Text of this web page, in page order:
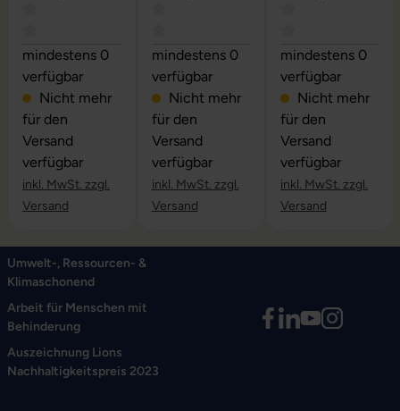
Durchschnittliche Bewertung von 0 von 5 Sternen
mindestens 0
verfügbar
Nicht mehr
für den
Versand
verfügbar
inkl. MwSt. zzgl.
Versand
Durchschnittliche Bewertung von 0
mindestens 0
verfügbar
Nicht mehr
für den
Versand
verfügbar
inkl. MwSt. zzgl.
Versand
Durchschnittliche
mindestens 0
verfügbar
Nicht mehr
für den
Versand
verfügbar
inkl. MwSt. zzgl.
Versand
Umwelt-, Ressourcen- &
Klimaschonend
Arbeit für Menschen mit
Behinderung
Auszeichnung Lions
Nachhaltigkeitspreis 2023